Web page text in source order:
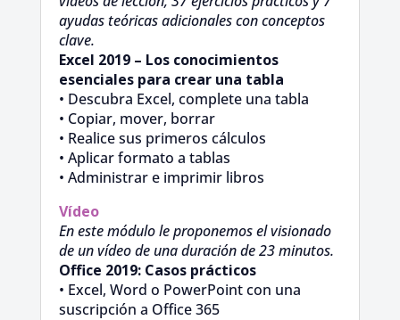
ayudas teóricas adicionales con conceptos
clave.
Excel 2019 – Los conocimientos
esenciales para crear una tabla
• Descubra Excel, complete una tabla
• Copiar, mover, borrar
• Realice sus primeros cálculos
• Aplicar formato a tablas
• Administrar e imprimir libros
Vídeo
En este módulo le proponemos el visionado
de un vídeo de una duración de 23 minutos.
Office 2019: Casos prácticos
• Excel, Word o PowerPoint con una
suscripción a Office 365